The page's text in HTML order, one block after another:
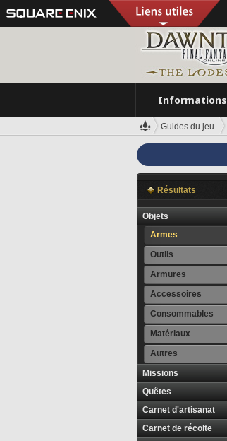
Informations
Guides du jeu
Résultats
Objets
Armes
Outils
Armures
Accessoires
Consommables
Matériaux
Autres
Missions
Quêtes
Carnet d'artisanat
Carnet de récolte